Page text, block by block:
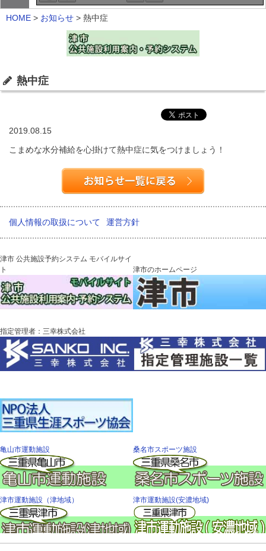
HOME > お知らせ > 熱中症
熱中症
2019.08.15
こまめな水分補給を心掛けて熱中症に気をつけましょう！
個人情報の取扱について 運営方針
津市 公共施設予約システム モバイルサイ
ト
津市のホームページ
指定管理者：三幸株式会社